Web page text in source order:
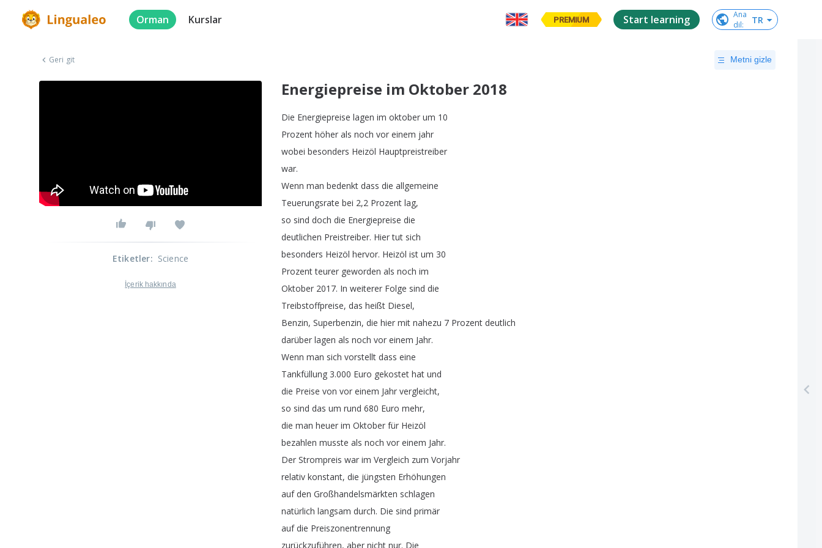
Orman Kurslar PREMIUM Start learning
Ana
dil: TR
Geri git Metni gizle
Energiepreise im Oktober 2018
Die Energiepreise lagen im oktober um 10
Prozent höher als noch vor einem jahr
wobei besonders Heizöl Hauptpreistreiber
war.
Wenn man bedenkt dass die allgemeine
Teuerungsrate bei 2,2 Prozent lag,
so sind doch die Energiepreise die
deutlichen Preistreiber. Hier tut sich
besonders Heizöl hervor. Heizöl ist um 30
Prozent teurer geworden als noch im
Oktober 2017. In weiterer Folge sind die
Treibstoffpreise, das heißt Diesel,
Benzin, Superbenzin, die hier mit nahezu 7 Prozent deutlich
darüber lagen als noch vor einem Jahr.
Wenn man sich vorstellt dass eine
Tankfüllung 3.000 Euro gekostet hat und
die Preise von vor einem Jahr vergleicht,
so sind das um rund 680 Euro mehr,
die man heuer im Oktober für Heizöl
bezahlen musste als noch vor einem Jahr.
Der Strompreis war im Vergleich zum Vorjahr
relativ konstant, die jüngsten Erhöhungen
auf den Großhandelsmärkten schlagen
natürlich langsam durch. Die sind primär
auf die Preiszonentrennung
zurückzuführen, aber nicht nur. Die
Etiketler: Science
İçerik hakkında